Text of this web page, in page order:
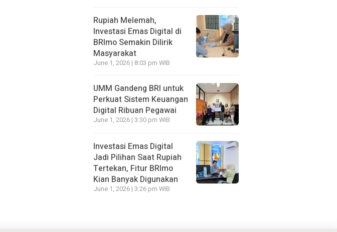
Rupiah Melemah,
Investasi Emas Digital di
BRImo Semakin Dilirik
Masyarakat
June 1, 2026 | 8:03 pm WIB
UMM Gandeng BRI untuk
Perkuat Sistem Keuangan
Digital Ribuan Pegawai
June 1, 2026 | 3:30 pm WIB
Investasi Emas Digital
Jadi Pilihan Saat Rupiah
Tertekan, Fitur BRImo
Kian Banyak Digunakan
June 1, 2026 | 3:26 pm WIB